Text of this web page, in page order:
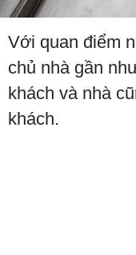
Với quan điểm
chủ nhà gần
khách và nhà
khách.